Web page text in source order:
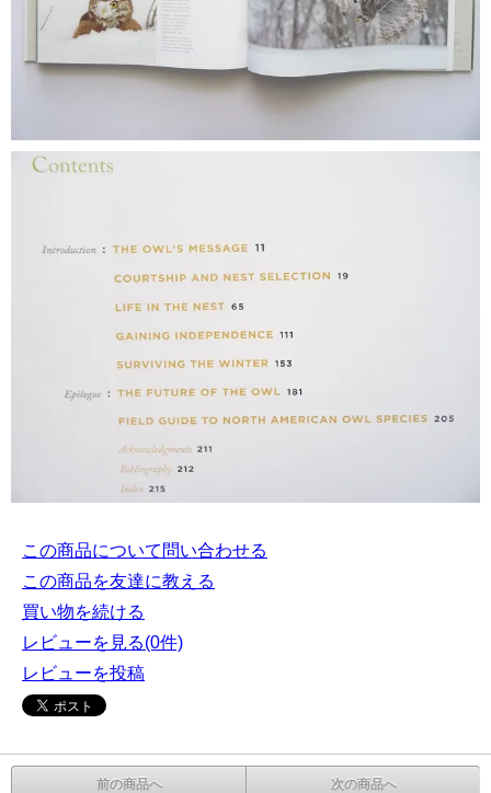
この商品について問い合わせる
この商品を友達に教える
買い物を続ける
レビューを見る(0件)
レビューを投稿
前の商品へ 次の商品へ